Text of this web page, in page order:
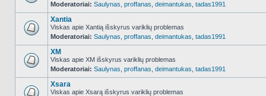
NO_UNREAD_POSTS
Moderatoriai: Saulynas proffanas deimantukas tadas1991
NO_UNREAD_POSTS
Xantia
Viskas apie Xantią išskyrus variklių problemas
Moderatoriai: Saulynas proffanas deimantukas tadas1991
NO_UNREAD_POSTS
XM
Viskas apie XM išskyrus variklių problemas
Moderatoriai: Saulynas proffanas deimantukas tadas1991
Xsara
Viskas apie Xsarą išskyrus variklių problemas